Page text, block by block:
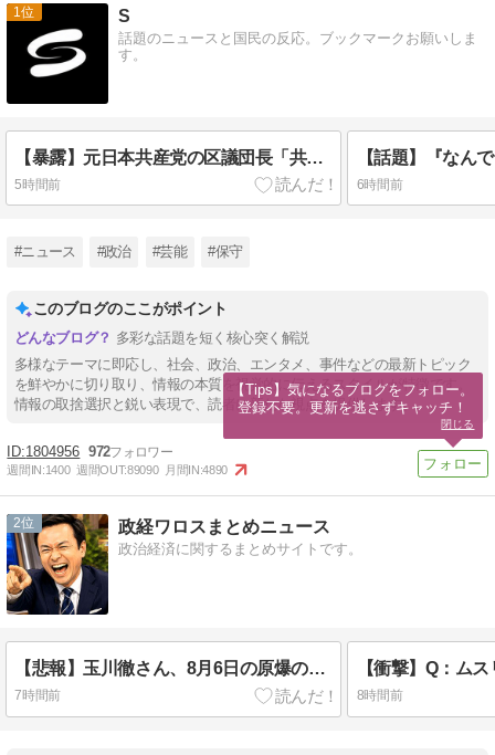
1 S
話題のニュースと国民の反応。ブックマークお願いしま
す。
【暴露】元日本共産党の区議団長「共産党は集めた募金を、被災地には持って行くんです。被災地に持って行って何に使うかっていったら、被災地での共産党の活動に使う」
5時間前 6時間前
#ニュース #政治 #芸能 #保守
このブログのここがポイント
多彩な話題を短く核心突く解説
多様なテーマに即応し、社会、政治、エンタメ、事件などの最新トピック
を鮮やかに切り取り、情報の本質を視覚的に伝えるスタイルが特徴です。
情報の取捨選択と鋭い表現で、読者に新たな視点を提供します。
1804956 972
週間IN:1400 週間OUT:89090 月間IN:4890
2 政経ワロスまとめニュース
政治経済に関するまとめサイトです。
【悲報】玉川徹さん、8月6日の原爆の日にトンデモ持論を展開し物議… → ネット「それ、今日言うことなのか…？」ｗｗｗｗｗｗｗｗｗｗｗｗｗ
7時間前 8時間前
【Tips】気になるブログをフォロー。
登録不要。更新を逃さずキャッチ！
閉じる